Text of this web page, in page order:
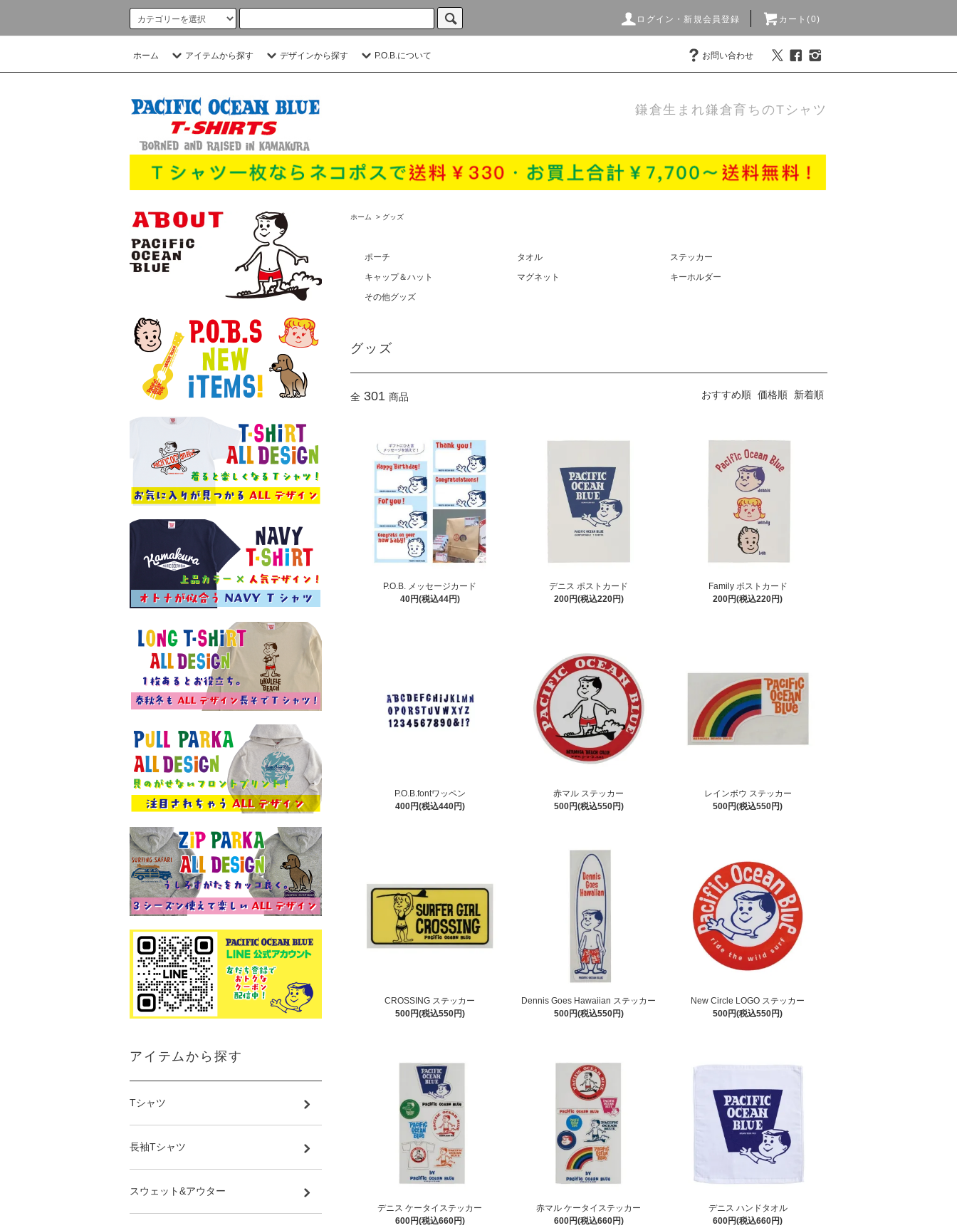
ログイン・新規会員登録 カート(0)
ホーム アイテムから探す デザインから探す P.O.B.について お問い合わせ
鎌倉生まれ鎌倉育ちのTシャツ
ホーム > グッズ
ポーチ タオル
ステッカー
キャップ＆ハット
マグネット
キーホルダー
その他グッズ
グッズ
全 301 商品 おすすめ順 価格順 新着順
P.O.B. メッセージカード
40円(税込44円)
デニス ポストカード
200円(税込220円)
Family ポストカード
200円(税込220円)
P.O.B.fontワッペン
400円(税込440円)
赤マル ステッカー
500円(税込550円)
レインボウ ステッカー
500円(税込550円)
CROSSING ステッカー
500円(税込550円)
Dennis Goes Hawaiian ステッカー
500円(税込550円)
New Circle LOGO ステッカー
500円(税込550円)
デニス ケータイステッカー
600円(税込660円)
赤マル ケータイステッカー
600円(税込660円)
デニス ハンドタオル
600円(税込660円)
アイテムから探す
Tシャツ
長袖Tシャツ
スウェット&アウター